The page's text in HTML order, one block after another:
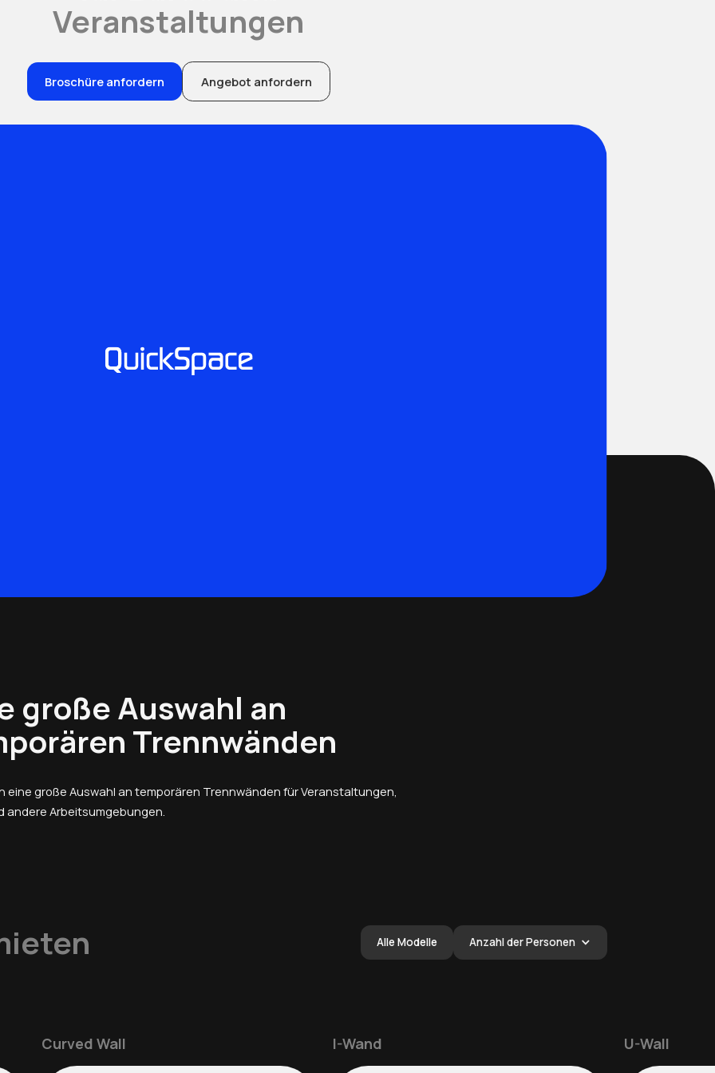
Veranstaltungen
Broschüre anfordern Angebot anfordern
große Auswahl an
Trennwänden
eine große Auswahl an temporären Trennwänden für Veranstaltungen,
andere Arbeitsumgebungen.
Alle Modelle Anzahl der Personen
Curved Wall I-Wand U-Wall